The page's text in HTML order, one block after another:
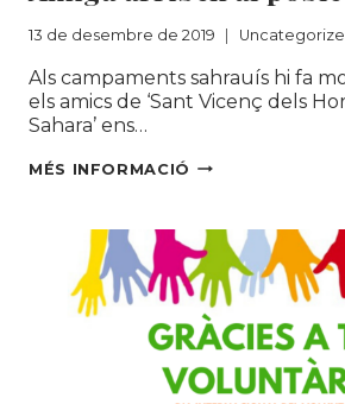
13 de desembre de 2019
Als campaments sahrauís hi fa
els amics de ‘Sant Vicenç dels
Sahara’ ens…
MÉS INFORMACIÓ ELS
SOLIDANÇA/
ROBA
AMIGA
ARRIBEN
AL
SAHRAUÍ